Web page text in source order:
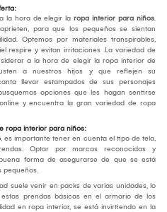
la hora de elegir la ropa interior para niños.
para que los pequeños se sientan
Optemos por materiales transpirables,
respire y evitan irritaciones .La variedad de
a la hora de elegir la ropa interior de
a nuestros hijos y que reflejen su
llevar estampados de sus personajes
opciones que les hagan sentirse
y encuentra la gran variedad de ropa
ropa interior para niños:
, es importante tener en cuenta el tipo de tela,
Optar por marcas reconocidas y
forma de asegurarse de que se está
pequeños.
suele venir en packs de varias unidades, lo
prendas básicas en el armario de los
en ropa interior, se está invirtiendo en la